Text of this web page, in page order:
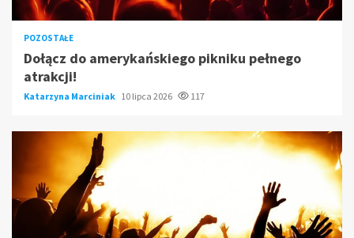
POZOSTAŁE
Dołącz do amerykańskiego pikniku pełnego
atrakcji!
Katarzyna Marciniak 10 lipca 2026 117